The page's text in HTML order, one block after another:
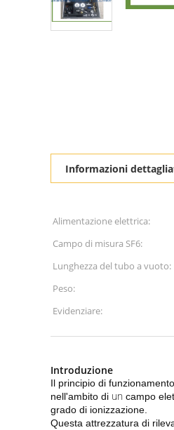
Informazioni
Alimentazione elettrica:
Campo di misura SF6:
Lunghezza del tubo a vuoto:
Peso:
Evidenziare:
Introduzione
Il principio di
nell'ambito di un campo
grado di ionizzazione.
Questa attrezzatura di